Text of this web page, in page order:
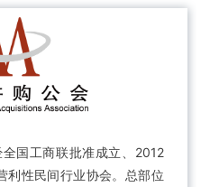
国工商联批准成立、2012
利性民间行业协会。总部位